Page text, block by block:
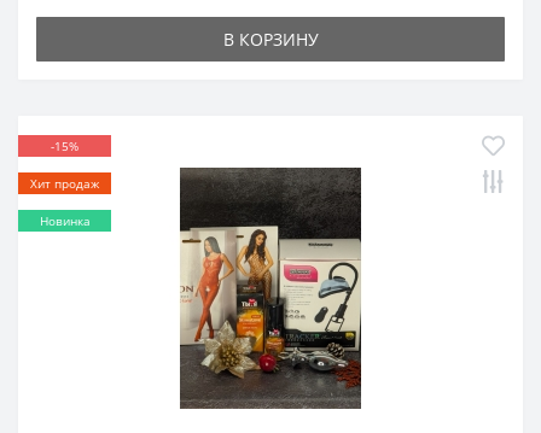
В КОРЗИНУ
-15%
Хит продаж
Новинка